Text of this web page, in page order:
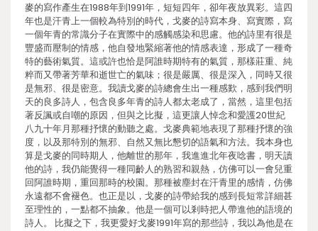
麥的寫作產生在1988年到1991年，短短四年，卻年夜放異彩。這四
年也是汗青上一個較為特別的時代，戈麥的詩寫本身、寫實際，寫
一個年青的常識分子在實際中的感觸感染和思慮。他的詩里有很是
豐盛而壓制的情感，他自發地緊縮著他的情感表達，形成了一種奇
特的藝術氣質。這或許也恰是阿誰時期特有的氣質，那樣莊重、純
粹而又帶著芳華和逝世亡的氣味；很是嚴厲、很是深入，同時又很
是無邪、很是密意。我讀戈麥的詩總會生出一種感歎，感到我們明
天的良多詩人，包含良多年青的詩人都太老成了，當然，這里包括
著反諷或自嘲的原因，但與之比擬，這更讓人悼念和愛護20世紀
八九十年月那種抒懷的動聽之處。戈麥典範地表現了那種抒懷的強
度，以及那特別的無邪、自然又無比懇切的語氣和方法。我本身也
算是戈麥的同時期人，他離世的那年，我進進北年夜唸書，明天讀
他的詩，我仍能覺得一種同齡人的熟習和親熱，仿佛可以一會兒重
回阿誰時期，重回那時的校園。那種被塵封在汗青里的感情，仿佛
永遠都不會褪色。也正是以，戈麥的詩帶給我的感到長短常詳細甚
至理性的，一點都不抽象。他是一個可以剎時把人帶進他的語境的
詩人。 比擬之下，我更愛好戈麥1991年寫的那些詩，我以為他是在